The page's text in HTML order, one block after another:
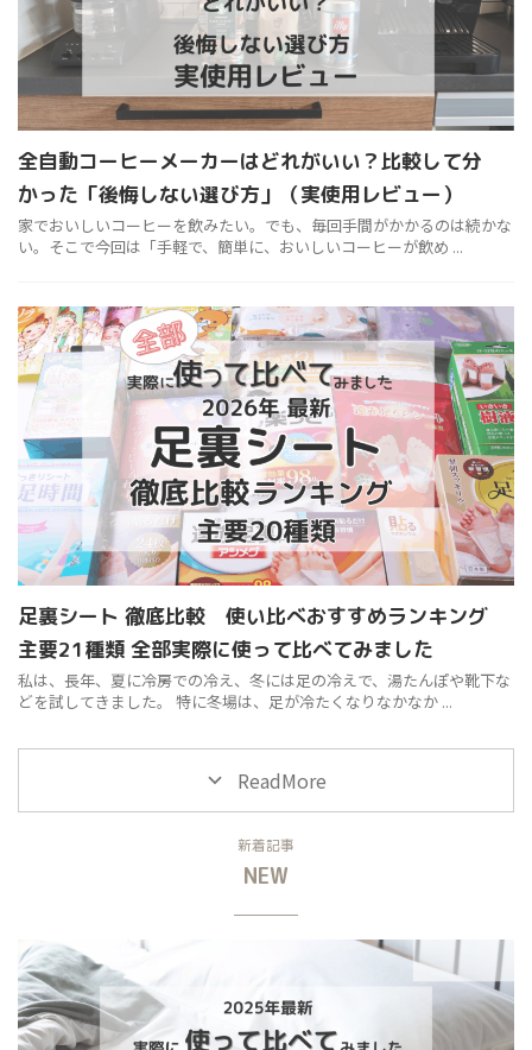
全自動コーヒーメーカーはどれがいい？比較して分
かった「後悔しない選び方」（実使用レビュー）
家でおいしいコーヒーを飲みたい。でも、毎回手間がかかるのは続かな
い。そこで今回は「手軽で、簡単に、おいしいコーヒーが飲め ...
足裏シート 徹底比較 使い比べおすすめランキング
主要21種類 全部実際に使って比べてみました
私は、長年、夏に冷房での冷え、冬には足の冷えで、湯たんぽや靴下な
どを試してきました。 特に冬場は、足が冷たくなりなかなか ...
ReadMore
新着記事
NEW